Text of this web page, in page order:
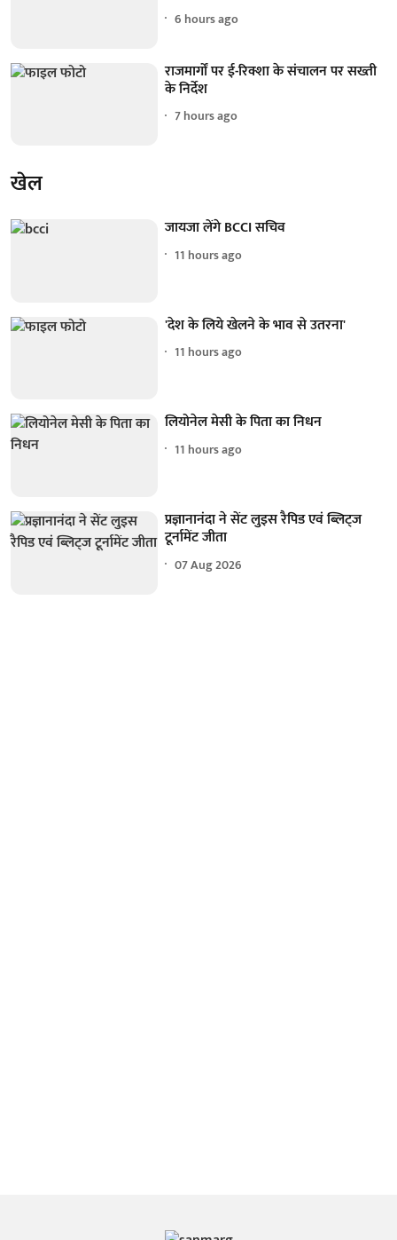
6 hours ago
राजमार्गों पर ई-रिक्शा के संचालन पर सख्ती
के निर्देश
7 hours ago
खेल
जायजा लेंगे BCCI सचिव
11 hours ago
'देश के लिये खेलने के भाव से उतरना'
11 hours ago
लियोनेल मेसी के पिता का निधन
11 hours ago
प्रज्ञानानंदा ने सेंट लुइस रैपिड एवं ब्लिट्ज
टूर्नामेंट जीता
07 Aug 2026